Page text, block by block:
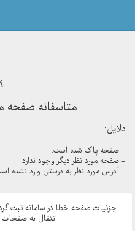
متاسفانه صفحه
دلایل:
- صفحه پاک شده است.
- صفحه مورد نظر دیگر وجود ندارد.
- آدرس مورد نظر به درستی وارد نشده
جزئیات صفحه خطا در سامانه ثبت
انتقال به صفحات